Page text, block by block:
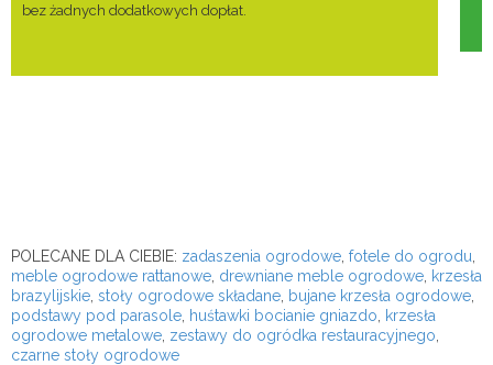
bez żadnych dodatkowych dopłat.
POLECANE DLA CIEBIE: zadaszenia ogrodowe fotele do ogrodu
meble ogrodowe rattanowe drewniane meble ogrodowe krzesła
brazylijskie stoły ogrodowe składane bujane krzesła ogrodowe
podstawy pod parasole huśtawki bocianie gniazdo
krzesła
ogrodowe metalowe zestawy do ogródka restauracyjnego
czarne stoły ogrodowe